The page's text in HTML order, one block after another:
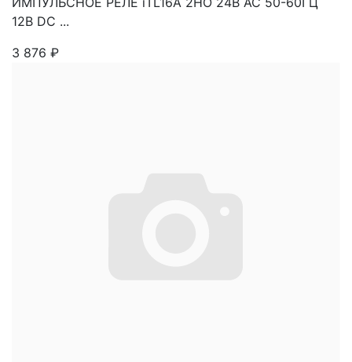
12В DC ...
3 876 ₽